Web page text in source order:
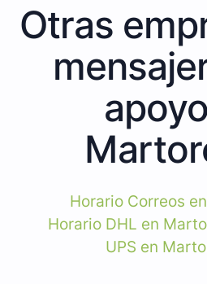
Otras
Horario Correos
Horario DHL en
UPS en